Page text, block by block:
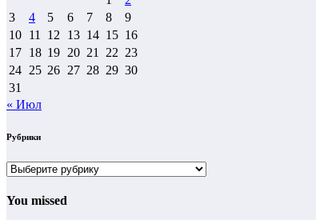
3
4 5 6 7 8
9
10 11 12 13 14 15 16
17 18 19 20 21 22 23
24 25 26 27 28 29 30
31
« Июл
Рубрики
Рубрики
You missed